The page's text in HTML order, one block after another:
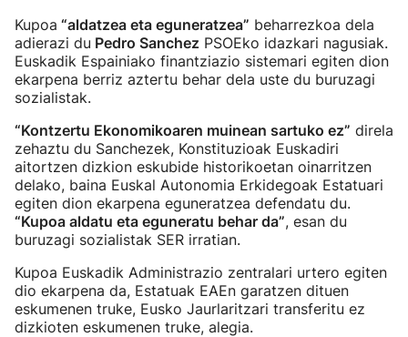
Kupoa “aldatzea eta eguneratzea” beharrezkoa dela
adierazi du Pedro Sanchez PSOEko idazkari nagusiak.
Euskadik Espainiako finantziazio sistemari egiten dion
ekarpena berriz aztertu behar dela uste du buruzagi
sozialistak.
“Kontzertu Ekonomikoaren muinean sartuko ez” direla
zehaztu du Sanchezek, Konstituzioak Euskadiri
aitortzen dizkion eskubide historikoetan oinarritzen
delako, baina Euskal Autonomia Erkidegoak Estatuari
egiten dion ekarpena eguneratzea defendatu du.
“Kupoa aldatu eta eguneratu behar da”, esan du
buruzagi sozialistak SER irratian.
Kupoa Euskadik Administrazio zentralari urtero egiten
dio ekarpena da, Estatuak EAEn garatzen dituen
eskumenen truke, Eusko Jaurlaritzari transferitu ez
dizkioten eskumenen truke, alegia.